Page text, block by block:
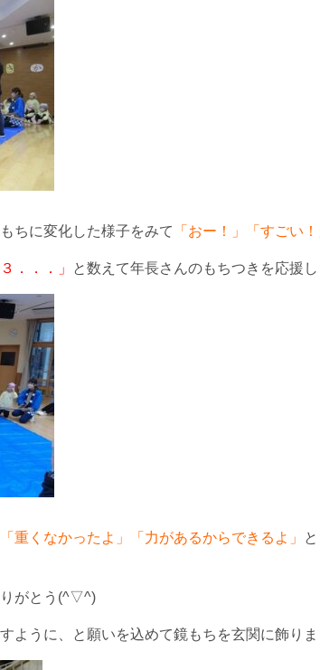
ちに変化した様子をみて 「おー！」「すごい！
．．．」 と数えて年長さんのもちつきを応援し
「重くなかったよ」「力があるからできるよ」
りがとう(^▽^)
ように、と願いを込めて鏡もちを玄関に飾りま